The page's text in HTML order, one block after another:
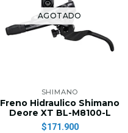
AGOTADO
SHIMANO
Freno Hidraulico Shimano
Deore XT BL-M8100-L
$171.900